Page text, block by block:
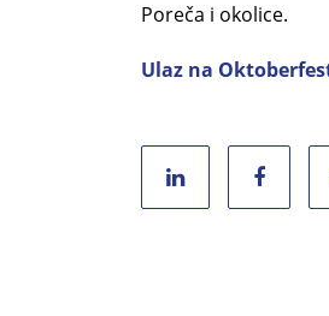
Poreča i okolice.
Ulaz na